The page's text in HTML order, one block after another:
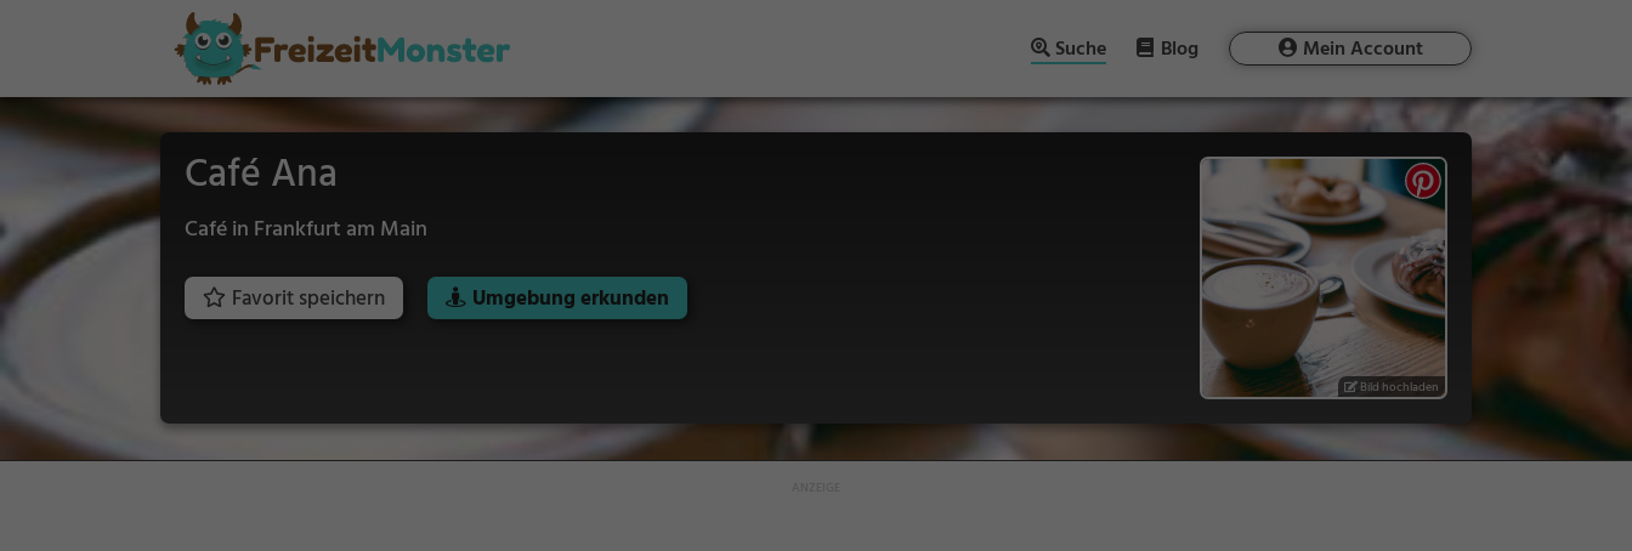
Suche Blog Mein Account
Café Ana
Café in Frankfurt am Main
Favorit speichern Umgebung erkunden
Bild hochladen